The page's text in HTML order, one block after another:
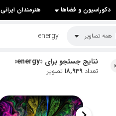
دکوراسیون و فضاها هنرمندان ایرانی
همه تصاویر
نتایج جستجو برای «energy»
تعداد 18,949تصویر